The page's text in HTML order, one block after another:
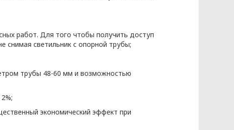
работ. Для того чтобы получить доступ
снимая светильник с опорной трубы;
трубы 48-60 мм и возможностью
экономический эффект при
(далее – Политика)
к защите персональных
Республики
разрабатываются на основании